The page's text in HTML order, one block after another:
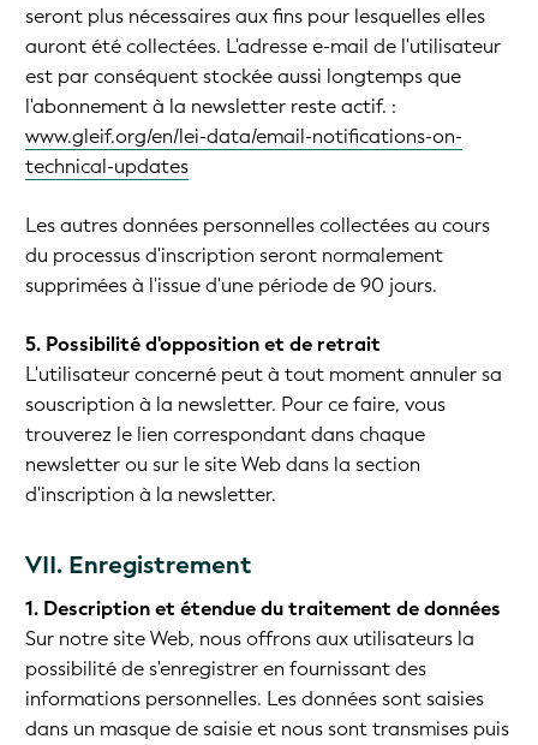
seront plus nécessaires aux fins pour lesquelles elles
auront été collectées. L'adresse e-mail de l'utilisateur
est par conséquent stockée aussi longtemps que
l'abonnement à la newsletter reste actif. :
www.gleif.org/en/lei-data/email-notifications-on-
technical-updates
Les autres données personnelles collectées au cours
du processus d'inscription seront normalement
supprimées à l'issue d'une période de 90 jours.
5. Possibilité d'opposition et de retrait
L'utilisateur concerné peut à tout moment annuler sa
souscription à la newsletter. Pour ce faire, vous
trouverez le lien correspondant dans chaque
newsletter ou sur le site Web dans la section
d'inscription à la newsletter.
VII. Enregistrement
1. Description et étendue du traitement de données
Sur notre site Web, nous offrons aux utilisateurs la
possibilité de s'enregistrer en fournissant des
informations personnelles. Les données sont saisies
dans un masque de saisie et nous sont transmises puis